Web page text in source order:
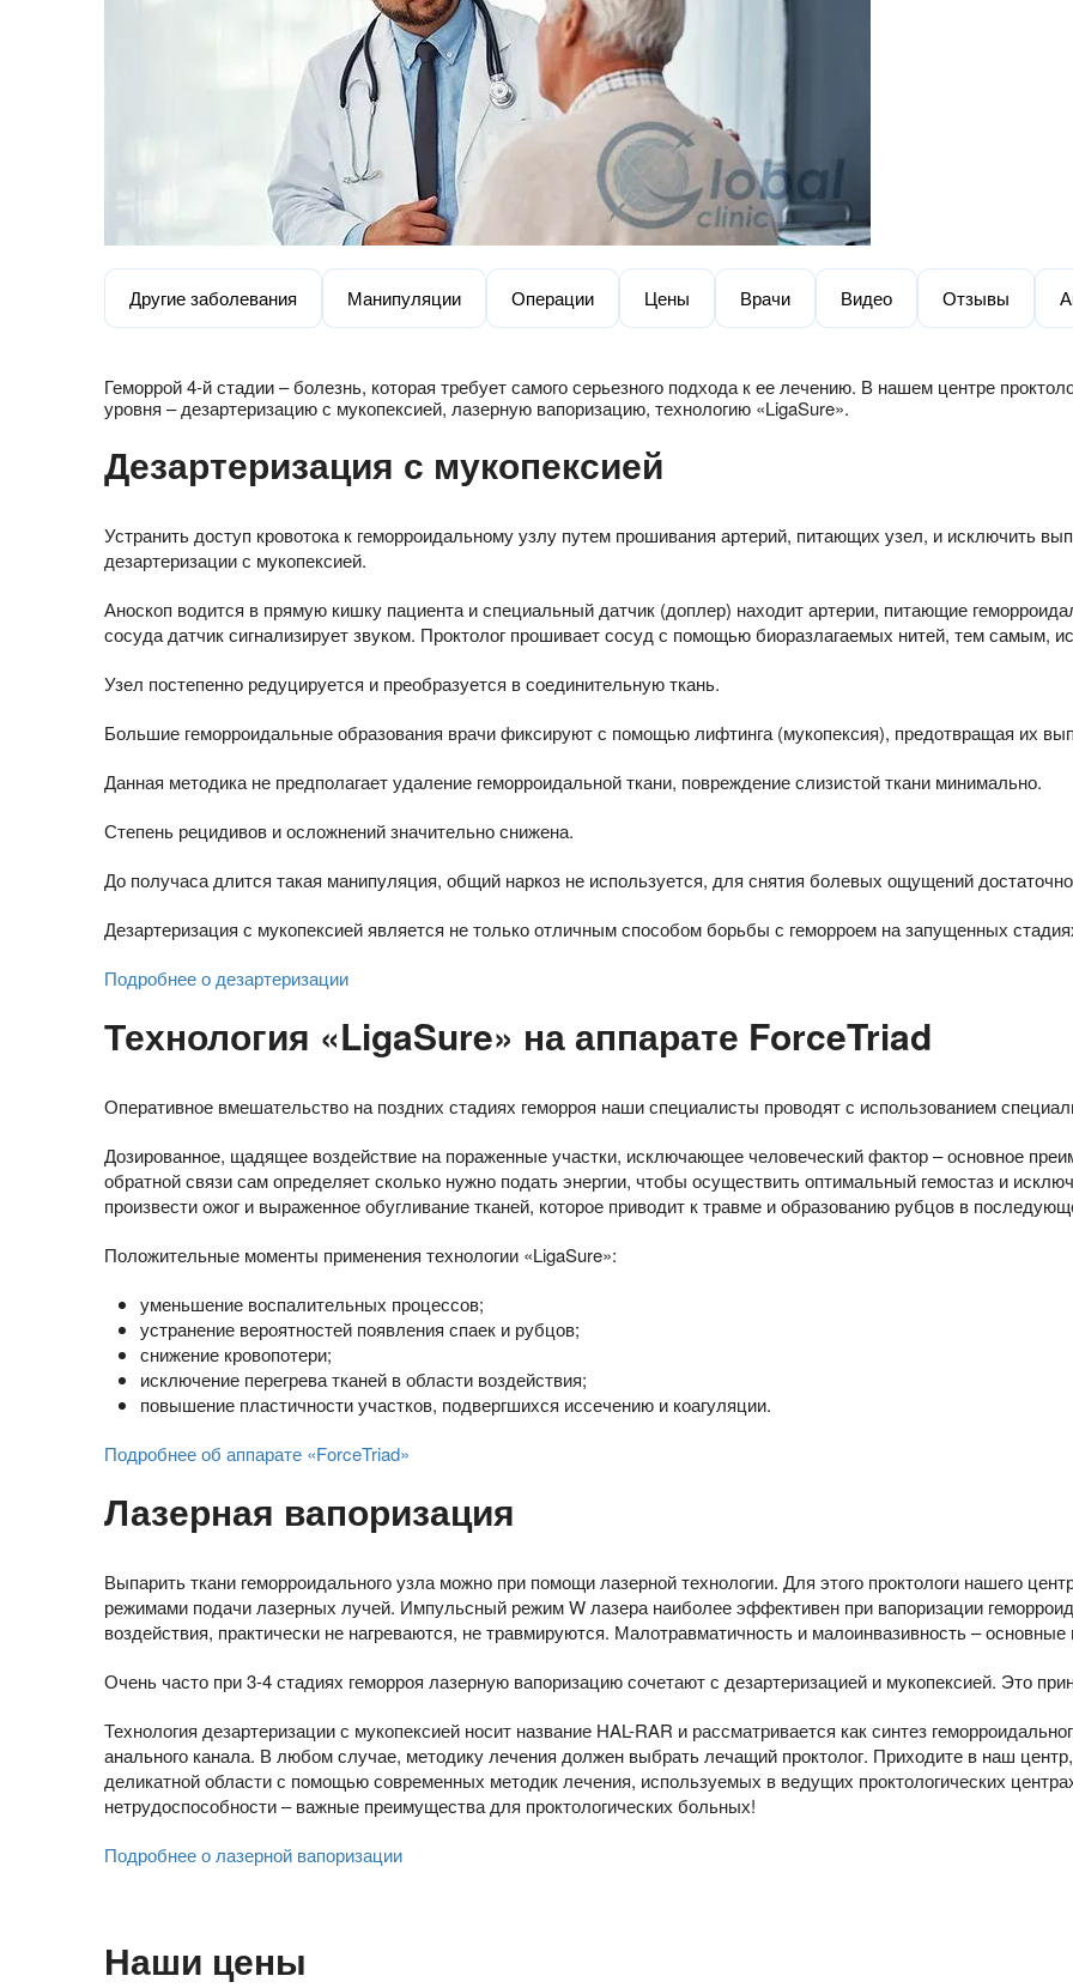
Другие заболевания Манипуляции Операции Цены Врачи Видео Отзывы
Геморрой 4-й стадии – болезнь, которая требует самого серьезного подхода к ее лечению. В нашем центре
уровня – дезартеризацию с мукопексией, лазерную вапоризацию, технологию «LigaSure».
Дезартеризация с мукопексией
Устранить доступ кровотока к геморроидальному узлу путем прошивания артерий, питающих узел, и исключить
дезартеризации с мукопексией.
Аноскоп водится в прямую кишку пациента и специальный датчик (доплер) находит артерии, питающие
сосуда датчик сигнализирует звуком. Проктолог прошивает сосуд с помощью биоразлагаемых нитей, тем самым,
Узел постепенно редуцируется и преобразуется в соединительную ткань.
Большие геморроидальные образования врачи фиксируют с помощью лифтинга (мукопексия), предотвращая их
Данная методика не предполагает удаление геморроидальной ткани, повреждение слизистой ткани минимально.
Степень рецидивов и осложнений значительно снижена.
До получаса длится такая манипуляция, общий наркоз не используется, для снятия болевых ощущений
Дезартеризация с мукопексией является не только отличным способом борьбы с геморроем на запущенных
Подробнее о дезартеризации
Технология «LigaSure» на аппарате ForceTriad
Оперативное вмешательство на поздних стадиях геморроя наши специалисты проводят с использованием
Дозированное, щадящее воздействие на пораженные участки, исключающее человеческий фактор – основное
обратной связи сам определяет сколько нужно подать энергии, чтобы осуществить оптимальный гемостаз и
произвести ожог и выраженное обугливание тканей, которое приводит к травме и образованию рубцов в
Положительные моменты применения технологии «LigaSure»:
уменьшение воспалительных процессов;
устранение вероятностей появления спаек и рубцов;
снижение кровопотери;
исключение перегрева тканей в области воздействия;
повышение пластичности участков, подвергшихся иссечению и коагуляции.
Подробнее об аппарате «ForceTriad»
Лазерная вапоризация
Выпарить ткани геморроидального узла можно при помощи лазерной технологии. Для этого проктологи нашего
режимами подачи лазерных лучей. Импульсный режим W лазера наиболее эффективен при вапоризации
воздействия, практически не нагреваются, не травмируются. Малотравматичность и малоинвазивность –
Очень часто при 3-4 стадиях геморроя лазерную вапоризацию сочетают с дезартеризацией и мукопексией. Это
Технология дезартеризации с мукопексией носит название HAL-RAR и рассматривается как синтез
анального канала. В любом случае, методику лечения должен выбрать лечащий проктолог. Приходите в наш
деликатной области с помощью современных методик лечения, используемых в ведущих проктологических
нетрудоспособности – важные преимущества для проктологических больных!
Подробнее о лазерной вапоризации
Наши цены